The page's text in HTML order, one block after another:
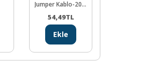
Jumper Kablo-200
54,49TL
Ekle